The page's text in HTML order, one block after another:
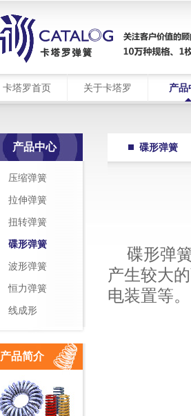
卡塔罗首页 关于卡塔罗 产品
产品中心
压缩弹簧
拉伸弹簧
扭转弹簧
碟形弹簧
波形弹簧
恒力弹簧
线成形
产品简介
碟形弹簧
碟形弹
产生较大
电装置等。